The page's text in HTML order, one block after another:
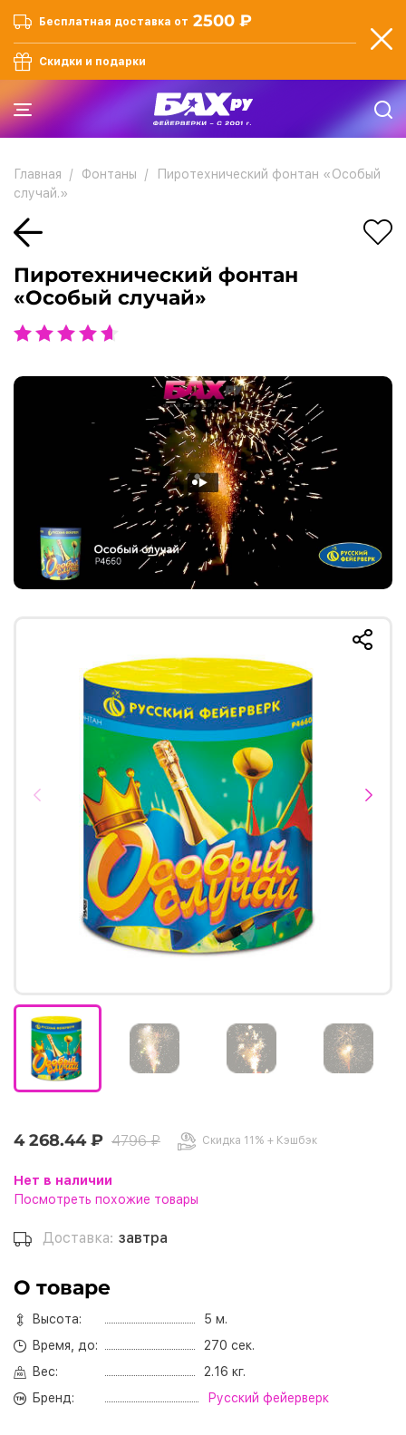
Бесплатная доставка от 2500 ₽
Скидки и подарки
Главная Фонтаны
Пиротехнический фонтан «Особый
случай.»
Пиротехнический фонтан
«Особый случай»
4 268.44 ₽ 4796 ₽ Скидка 11% + Кэшбэк
Нет в наличии
Посмотреть похожие товары
Доставка: завтра
О товаре
Высота:
5 м.
Время, до:
270 сек.
Вес:
2.16 кг.
Бренд:
Русский фейерверк